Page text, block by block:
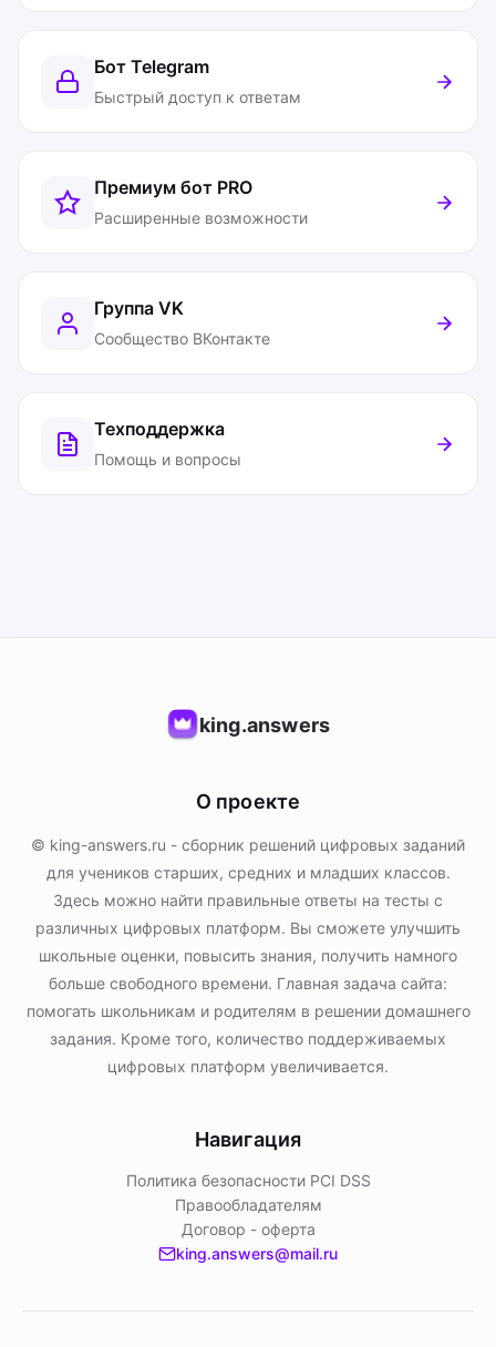
Бот Telegram
Быстрый доступ к ответам
Премиум бот PRO
Расширенные возможности
Группа VK
Сообщество ВКонтакте
Техподдержка
Помощь и вопросы
king.answers
О проекте
© king-answers.ru - сборник решений цифровых заданий
для учеников старших, средних и младших классов.
Здесь можно найти правильные ответы на тесты с
различных цифровых платформ. Вы сможете улучшить
школьные оценки, повысить знания, получить намного
больше свободного времени. Главная задача сайта:
помогать школьникам и родителям в решении домашнего
задания. Кроме того, количество поддерживаемых
цифровых платформ увеличивается.
Навигация
Политика безопасности PСI DSS
Правообладателям
Договор - оферта
king.answers@mail.ru